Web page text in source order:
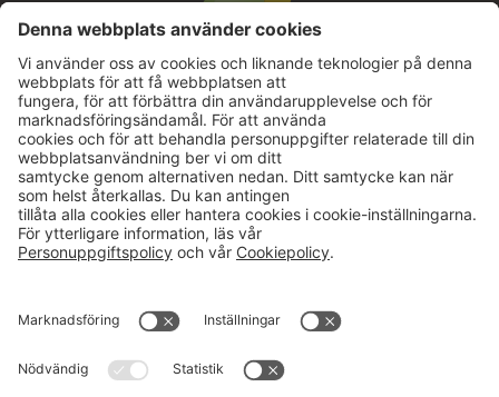
Aktuellt
Karriär
Kalender
Press & media
Om oss
Verksamheter
Hushållningssällskapens
Förbund
Tjänster
Välkommen till Portalen!